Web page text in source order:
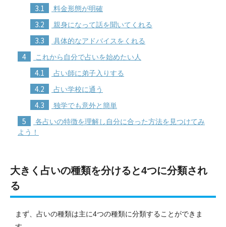
3.1 料金形態が明確
3.2 親身になって話を聞いてくれる
3.3 具体的なアドバイスをくれる
4 これから自分で占いを始めたい人
4.1 占い師に弟子入りする
4.2 占い学校に通う
4.3 独学でも意外と簡単
5
各占いの特徴を理解し自分に合った方法を見つけてみ
よう！
大きく占いの種類を分けると4つに分類され
る
まず、占いの種類は主に4つの種類に分類することができま